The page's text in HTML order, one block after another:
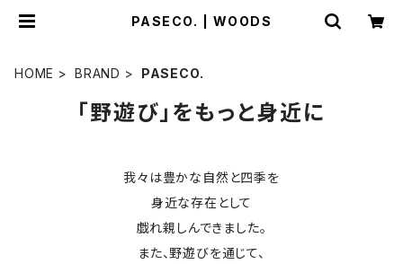
PASECO. | WOODS
HOME BRAND PASECO.
「野遊び」をもっと身近に
我々は豊かな自然と四季を
身近な存在として
戯れ親しんできました。
また、野遊びを通じて、